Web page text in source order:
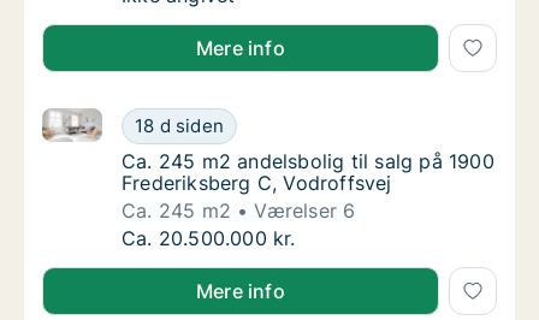
Mere info
Ca. 245 m2 andelsbolig til salg på 1900
18 d siden
Ca. 245 m2 andelsbolig til salg på 1900
Ca. 245 m2 andelsbolig til salg på 1900
Ca. 245 m2 andelsbolig til salg på 1900
Frederiksberg C, Vodroffsvej
Ca. 245 m2
Værelser 6
Ca. 245 m2 andelsbolig til salg på 1900
Ca. 20.500.000 kr.
Mere info